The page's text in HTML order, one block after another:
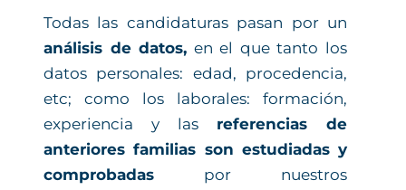
Todas las candidaturas pasan por un
análisis de datos, en el que tanto los
datos personales: edad, procedencia,
etc; como los laborales: formación,
experiencia y las referencias de
anteriores familias son estudiadas y
comprobadas por nuestros